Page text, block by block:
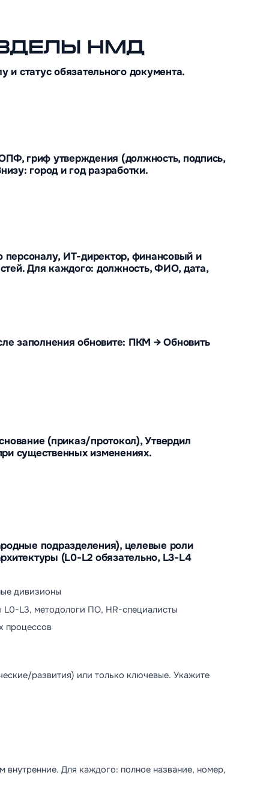
НМД
статус обязательного документа.
гриф утверждения (должность, подпись,
город и год разработки.
персоналу, ИТ-директор, финансовый и
Для каждого: должность, ФИО, дата,
заполнения обновите: ПКМ → Обновить
(приказ/протокол), Утвердил
существенных изменениях.
подразделения), целевые роли
(L0-L2 обязательно, L3-L4
дивизионы
L0-L3, методологи ПО, HR-специалисты
процессов
развития) или только ключевые. Укажите
внутренние. Для каждого: полное название, номер,